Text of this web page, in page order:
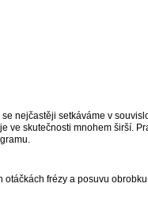
nejčastěji setkáváme v
skutečnosti mnohem širší.
frézy a posuvu